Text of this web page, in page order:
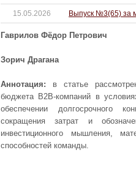
15.05.2026 Выпуск №3(65) за
Гаврилов Фёдор Петрович
Зорич Драгана
Аннотация: в статье
бюджета B2B-компаний в
обеспечении долгосрочного
сокращения затрат и
инвестиционного мышления,
способностей команды.